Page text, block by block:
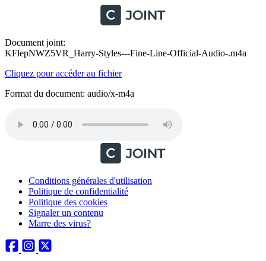
Document joint:
KFlepNWZ5VR_Harry-Styles---Fine-Line-Official-Audio-.m4a
Cliquez pour accéder au fichier
Format du document: audio/x-m4a
Conditions générales d'utilisation
Politique de confidentialité
Politique des cookies
Signaler un contenu
Marre des virus?